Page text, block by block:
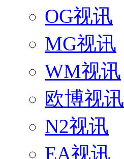
OG视讯
MG视讯
WM视讯
欧博视讯
N2视讯
EA视讯